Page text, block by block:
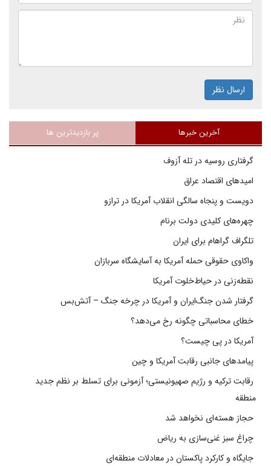
ارسال نظر
آخرین خبرها پر بازدیدترین ها
گرفتاری روسیه در تله آزوف
امیدهای اقتصاد عراق
دویست و پنجاه سالگی انقلاب آمریکا در ترازو
چهره‌های کلیدی دولت برنام
تلگراف گراهام برای ایران
واکاوی حقوقی حمله آمریکا به آسایشگاه سربازان
نقطه‌زنی در حیاط‌خلوت آمریکا
گرفتار شدن جنگ‌ایران و آمریکا در چرخه جنگ – آتش‌بس
خطای محاسباتی چگونه رخ می‌دهد؟
آمریکا در پی چیست؟
پیامدهای جانبی رقابت آمریکا و چین
رقابت ترکیه و رژیم صهیونیستی؛ آزمونی برای تسلط بر نظم جدید
منطقه
حجاز هسته‌ای نخواهد شد
چراغ سبز غنی‌سازی به ریاض
جایگاه و کارکرد پاکستان در معادلات منطقه‌ای